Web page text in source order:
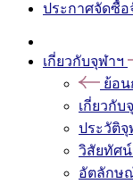
ประกาศจัดซื้อ
เกี่ยวกับจุฬาฯ
ย้อ
เกี่ยวกับ
ประวัติจุ
วิสัยทัศ
อัตลักษ